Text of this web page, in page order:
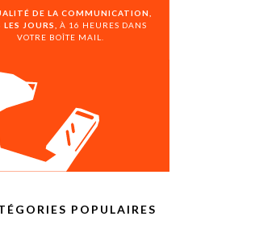
DE LA COMMUNICATION,
JOURS,
À 16 HEURES DANS
VOTRE BOÎTE MAIL.
POPULAIRES